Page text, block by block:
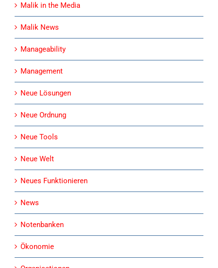
Malik in the Media
Malik News
Manageability
Management
Neue Lösungen
Neue Ordnung
Neue Tools
Neue Welt
Neues Funktionieren
News
Notenbanken
Ökonomie